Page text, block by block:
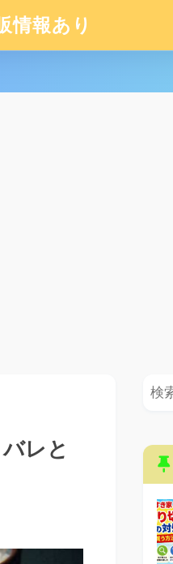
情報あり
レと